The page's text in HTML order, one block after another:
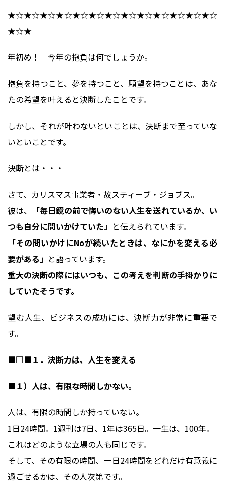
★☆★☆★☆★☆★☆★☆★☆★☆★☆★☆★☆★☆★☆
★☆★
年初め！ 今年の抱負は何でしょうか。
抱負を持つこと、夢を持つこと、願望を持つことは、あな
たの希望を叶えると決断したことです。
しかし、それが叶わないといことは、決断まで至っていな
いといことです。
決断とは・・・
さて、カリスマス事業者・故スティーブ・ジョブス。
彼は、
「毎日鏡の前で悔いのない人生を送れているか、い
つも自分に問いかけていた」 と伝えられています。
「その問いかけにNoが続いたときは、なにかを変える必
要がある」 と語っています。
重大の決断の際にはいつも、この考えを判断の手掛かりに
していたそうです。
望む人生、ビジネスの成功には、決断力が非常に重要で
す。
■□■１．決断力は、人生を変える
■１）人は、有限な時間しかない。
人は、有限の時間しか持っていない。
1日24時間。1週刊は7日、1年は365日。一生は、100年。
これはどのような立場の人も同じです。
そして、その有限の時間、一日24時間をどれだけ有意義に
過ごせるかは、その人次第です。